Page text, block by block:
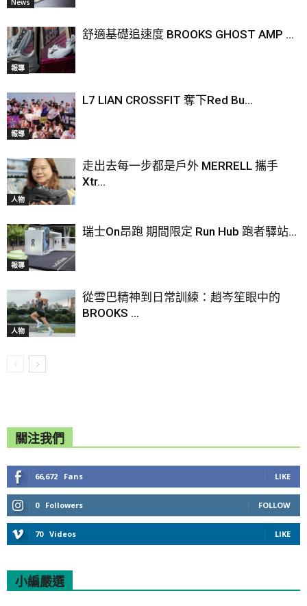
News
報導
舒適基礎追速度 BROOKS GHOST AMP ...
報導
L7 LIAN CROSSFIT 奪下Red Bu...
人物
走出去每一步都是戶外 MERRELL 攜手
Xtr...
報導
瑞士On昂跑 期間限定 Run Hub 跑者驛站...
人物
從雪巴精神到日常訓練：趙岑笙眼中的
BROOKS ...
關注我們
66,672 Fans LIKE
0 Followers FOLLOW
70 Videos LIKE
小編嚴選